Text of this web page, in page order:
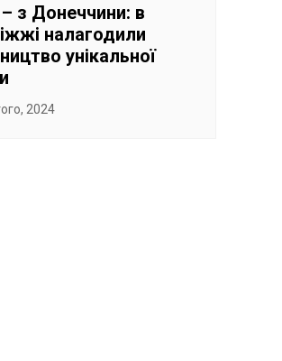
з Донеччини: в
налагодили
унікальної
2024